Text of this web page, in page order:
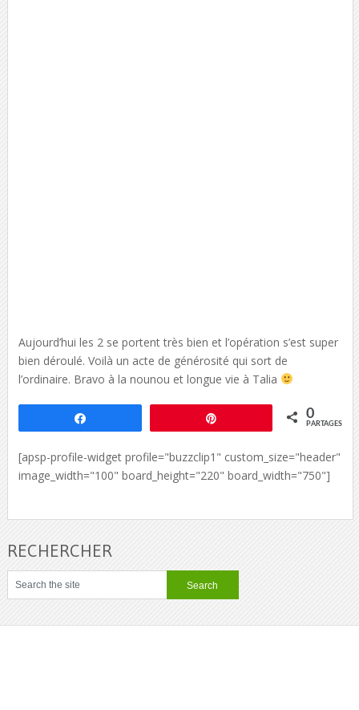
Aujourd’hui les 2 se portent très bien et l’opération s’est super
bien déroulé. Voilà un acte de générosité qui sort de
l’ordinaire. Bravo à la nounou et longue vie à Talia
0
PARTAGES
[apsp-profile-widget profile="buzzclip1" custom_size="header"
image_width="100" board_height="220" board_width="750"]
RECHERCHER